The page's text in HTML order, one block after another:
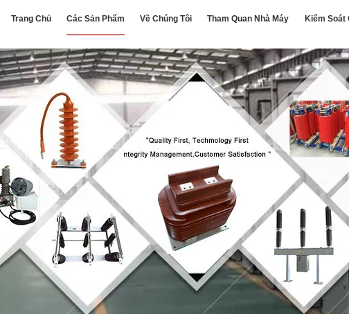
Trang Chủ Các Sản Phẩm Về Chúng Tôi Tham Quan Nhà Máy Kiểm